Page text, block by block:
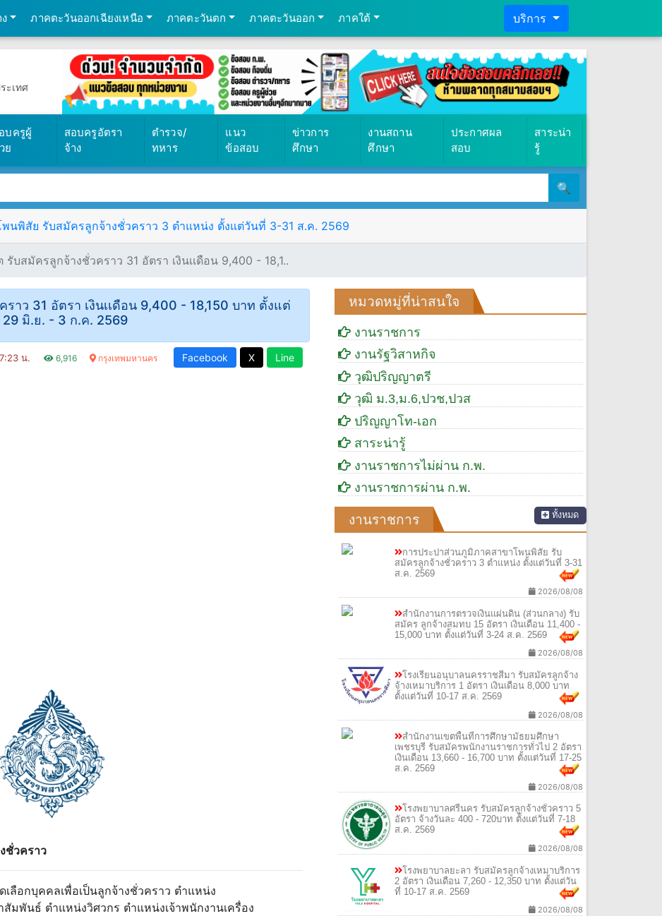
ภาคตะวันออกเฉียงเหนือ ภาคตะวันตก ภาคตะวันออก ภาคใต้ บริการ
ะเทศ
บครูผู้
ย
สอบครูอัตรา
จ้าง
ตำรวจ/
ทหาร
แนว
ข้อสอบ
ข่าวการ
ศึกษา
งานสถาน
ศึกษา
ประกาศผล
สอบ
สาระน่า
รู้
🔍
นพิสัย รับสมัครลูกจ้างชั่วคราว 3 ตำแหน่ง ตั้งแต่วันที่ 3-31 ส.ค. 2569
บสมัครลูกจ้างชั่วคราว 31 อัตรา เงินเเดือน 9,400 - 18,1..
าว 31 อัตรา เงินเเดือน 9,400 - 18,150 บาท ตั้งแต่
29 มิ.ย. - 3 ก.ค. 2569
น. 6,916 กรุงเทพมหานคร Facebook X Line
ชั่วคราว
ลือกบุคคลเพื่อเป็นลูกจ้างชั่วคราว ตำแหน่ง
มพันธ์ ตำแหน่งวิศวกร ตำแหน่งเจ้าพนักงานเครื่อง
หมวดหมู่ที่น่าสนใจ
งานราชการ
งานรัฐวิสาหกิจ
วุฒิปริญญาตรี
วุฒิ ม.3,ม.6,ปวช,ปวส
ปริญญาโท-เอก
สาระน่ารู้
งานราชการไม่ผ่าน ก.พ.
งานราชการผ่าน ก.พ.
งานราชการ ทั้งหมด
การประปาส่วนภูมิภาคสาขาโพนพิสัย รับ
สมัครลูกจ้างชั่วคราว 3 ตำแหน่ง ตั้งแต่วันที่ 3-31
ส.ค. 2569
2026/08/08
สำนักงานการตรวจเงินแผ่นดิน (ส่วนกลาง) รับ
สมัคร ลูกจ้างสมทบ 15 อัตรา เงินเดือน 11,400 -
15,000 บาท ตั้งแต่วันที่ 3-24 ส.ค. 2569
2026/08/08
โรงเรียนอนุบาลนครราชสีมา รับสมัครลูกจ้าง
จ้างเหมาบริการ 1 อัตรา เงินเดือน 8,000 บาท
ตั้งแต่วันที่ 10-17 ส.ค. 2569
2026/08/08
สำนักงานเขตพื้นที่การศึกษามัธยมศึกษา
เพชรบุรี รับสมัครพนักงานราชการทั่วไป 2 อัตรา
เงินเดือน 13,660 - 16,700 บาท ตั้งแต่วันที่ 17-25
ส.ค. 2569
2026/08/08
โรงพยาบาลศรีนคร รับสมัครลูกจ้างชั่วคราว 5
อัตรา จ้างวันละ 400 - 720บาท ตั้งแต่วันที่ 7-18
ส.ค. 2569
2026/08/08
โรงพยาบาลยะลา รับสมัครลูกจ้างเหมาบริการ
2 อัตรา เงินเดือน 7,260 - 12,350 บาท ตั้งแต่วัน
ที่ 10-17 ส.ค. 2569
2026/08/08